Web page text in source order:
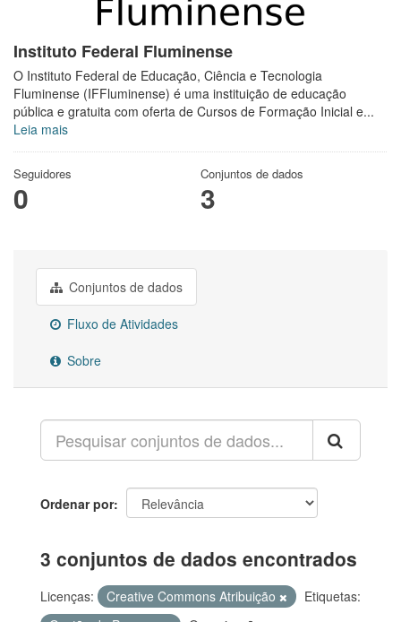
Instituto Federal Fluminense
O Instituto Federal de Educação, Ciência e Tecnologia
Fluminense (IFFluminense) é uma instituição de educação
pública e gratuita com oferta de Cursos de Formação Inicial e...
Leia mais
Seguidores
0
Conjuntos de dados
3
Conjuntos de dados
Fluxo de Atividades
Sobre
Ordenar por
3 conjuntos de dados encontrados
Licenças: Creative Commons Atribuição
Etiquetas: